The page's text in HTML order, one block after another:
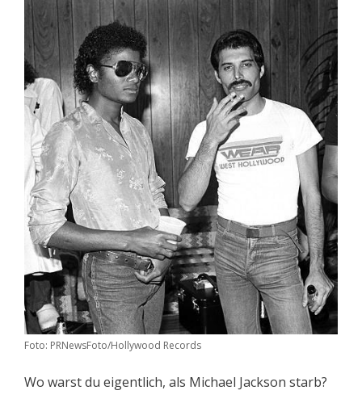
Foto: PRNewsFoto/Hollywood Records
Wo warst du eigentlich, als Michael Jackson starb?